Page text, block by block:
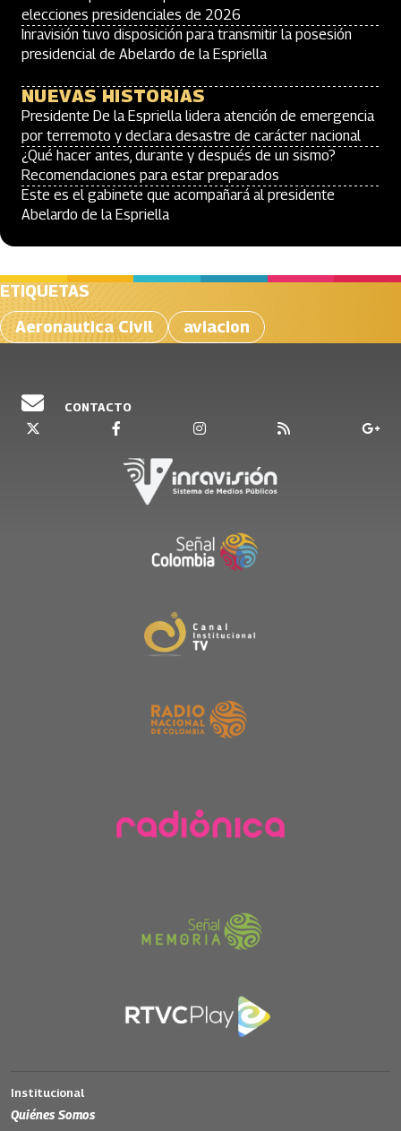
elecciones presidenciales de 2026
Inravisión tuvo disposición para transmitir la posesión
presidencial de Abelardo de la Espriella
NUEVAS HISTORIAS
Presidente De la Espriella lidera atención de emergencia
por terremoto y declara desastre de carácter nacional
¿Qué hacer antes, durante y después de un sismo?
Recomendaciones para estar preparados
Este es el gabinete que acompañará al presidente
Abelardo de la Espriella
ETIQUETAS
Aeronautica Civil
aviacion
CONTACTO
Institucional
Quiénes Somos